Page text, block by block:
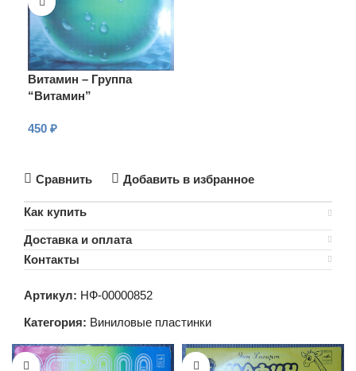
Витамин – Группа
“Витамин”
450 ₽
Сравнить Добавить в избранное
Как купить
Доставка и оплата
Контакты
Артикул: НФ-00000852
Категория: Виниловые пластинки